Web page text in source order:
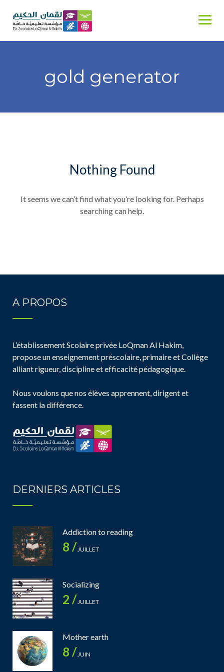
content
gold generator
Nothing Found
It seems we can’t find what you’re looking for. Perhaps
searching can help.
A PROPOS
L’établissement Scolaire privée LoQman Al Hakim,
propose un enseignement préscolaire, primaire et Collège
alliant rigueur, discipline et efficacité pédagogique.
Nous voulons que nos élèves apprennent, dirigent et
fassent la différence.
DERNIERS ARTICLES
Addiction to reading
8 /JUILLET
Socializing
2 /JUILLET
Mother earth
8 /JUIN